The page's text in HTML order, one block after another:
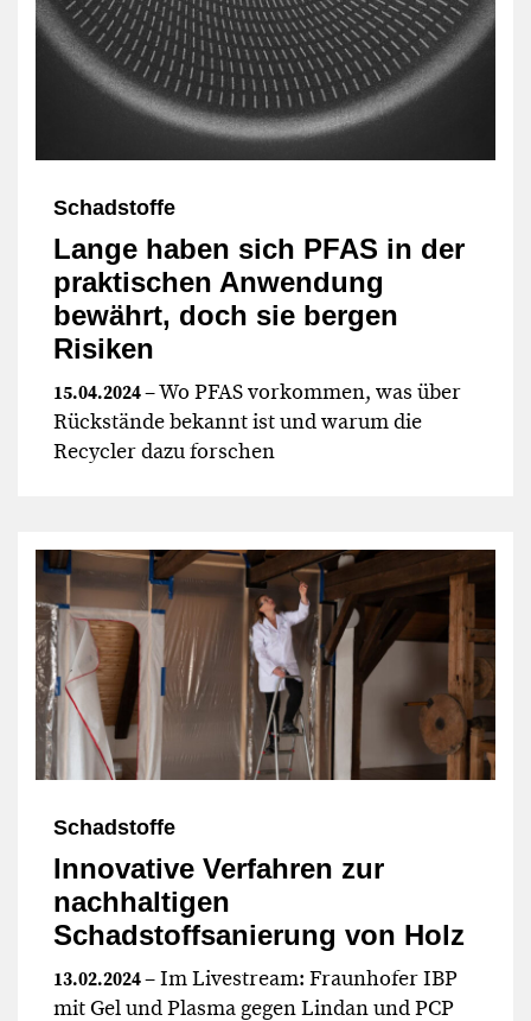
Schadstoffe
Lange haben sich PFAS in der
praktischen Anwendung
bewährt, doch sie bergen
Risiken
15.04.2024– Wo PFAS vorkommen, was über
Rückstände bekannt ist und warum die
Recycler dazu forschen
Schadstoffe
Innovative Verfahren zur
nachhaltigen
Schadstoffsanierung von Holz
13.02.2024– Im Livestream: Fraunhofer IBP
mit Gel und Plasma gegen Lindan und PCP